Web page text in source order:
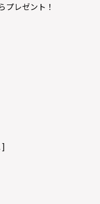
プレゼント！
]